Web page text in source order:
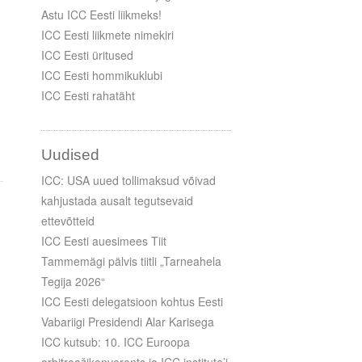
Astu ICC Eesti liikmeks!
ICC Eesti liikmete nimekiri
ICC Eesti üritused
ICC Eesti hommikuklubi
ICC Eesti rahatäht
Uudised
ICC: USA uued tollimaksud võivad
kahjustada ausalt tegutsevaid
ettevõtteid
ICC Eesti auesimees Tiit
Tammemägi pälvis tiitli „Tarneahela
Tegija 2026“
ICC Eesti delegatsioon kohtus Eesti
Vabariigi Presidendi Alar Karisega
ICC kutsub: 10. ICC Euroopa